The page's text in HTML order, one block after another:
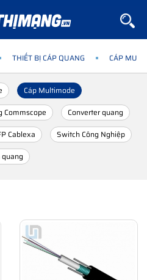
THIẾT BỊ CÁP QUANG CÁP
Cáp Multimode
Commscope
Converter quang
Cablexa
Switch Công Nghiệp